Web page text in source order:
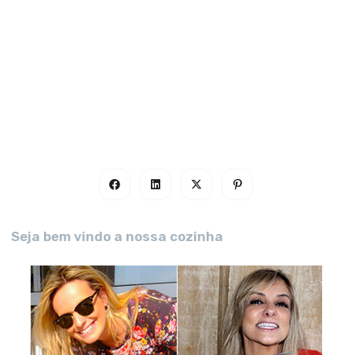
Seja bem vindo a nossa cozinha